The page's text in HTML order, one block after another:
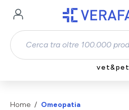
Passa al contenuto principale
vet&pet
Home Omeopatia